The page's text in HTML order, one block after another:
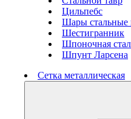
Цильпебс
Шары стальные
Шестигранник
Шпоночная
Шпунт Ларсена
Сетка металлическая